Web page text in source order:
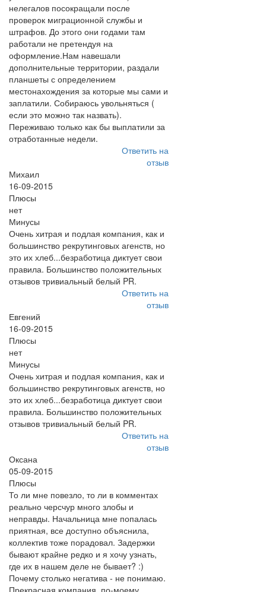
нелегалов посокращали после
проверок миграционной службы и
штрафов. До этого они годами там
работали не претендуя на
оформление.Нам навешали
дополнительные территории, раздали
планшеты с определением
местонахождения за которые мы сами и
заплатили. Собираюсь увольняться (
если это можно так назвать).
Переживаю только как бы выплатили за
отработанные недели.
Ответить на
отзыв
Михаил
16-09-2015
Плюсы
нет
Минусы
Очень хитрая и подлая компания, как и
большинство рекрутинговых агенств, но
это их хлеб...безработица диктует свои
правила. Большинство положительных
отзывов тривиальный белый PR.
Ответить на
отзыв
Евгений
16-09-2015
Плюсы
нет
Минусы
Очень хитрая и подлая компания, как и
большинство рекрутинговых агенств, но
это их хлеб...безработица диктует свои
правила. Большинство положительных
отзывов тривиальный белый PR.
Ответить на
отзыв
Оксана
05-09-2015
Плюсы
То ли мне повезло, то ли в комментах
реально черсчур много злобы и
неправды. Начальница мне попалась
приятная, все доступно объяснила,
коллектив тоже порадовал. Задержки
бывают крайне редко и я хочу узнать,
где их в нашем деле не бывает? :)
Почему столько негатива - не понимаю.
Прекрасная компания, по-моему.